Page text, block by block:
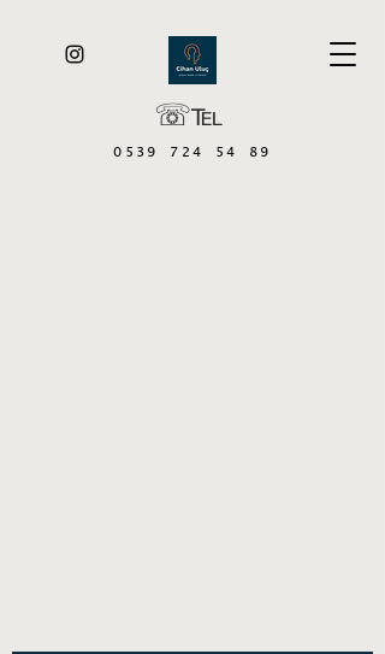
0539 724 54 89
☏℡